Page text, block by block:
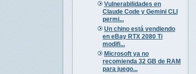
Vulnerabilidades en
Claude Code y Gemini CLI
permi...
Un chino está vendiendo
en eBay RTX 2080 Ti
modifi...
Microsoft ya no
recomienda 32 GB de RAM
para juego...